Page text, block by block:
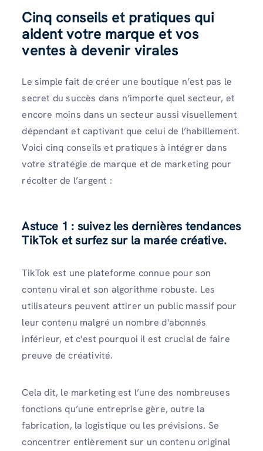
Cinq conseils et pratiques qui
aident votre marque et vos
ventes à devenir virales
Le simple fait de créer une boutique n’est pas le
secret du succès dans n’importe quel secteur, et
encore moins dans un secteur aussi visuellement
dépendant et captivant que celui de l’habillement.
Voici cinq conseils et pratiques à intégrer dans
votre stratégie de marque et de marketing pour
récolter de l’argent :
Astuce 1 : suivez les dernières tendances
TikTok et surfez sur la marée créative.
TikTok est une plateforme connue pour son
contenu viral et son algorithme robuste. Les
utilisateurs peuvent attirer un public massif pour
leur contenu malgré un nombre d'abonnés
inférieur, et c'est pourquoi il est crucial de faire
preuve de créativité.
Cela dit, le marketing est l’une des nombreuses
fonctions qu’une entreprise gère, outre la
fabrication, la logistique ou les prévisions. Se
concentrer entièrement sur un contenu original